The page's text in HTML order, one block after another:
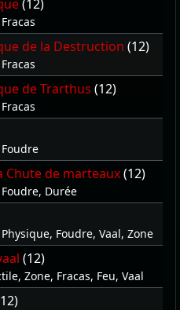
(12)
de la Destruction (12)
de Trarthus (12)
Chute de marteaux(12)
Durée
Foudre, Vaal, Zone
(12)
Zone, Fracas, Feu, Vaal